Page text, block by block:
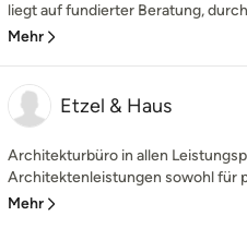
liegt auf fundierter Beratung,
Mehr
Etzel & Haus
Architekturbüro in allen
Architektenleistungen sowohl für
Mehr